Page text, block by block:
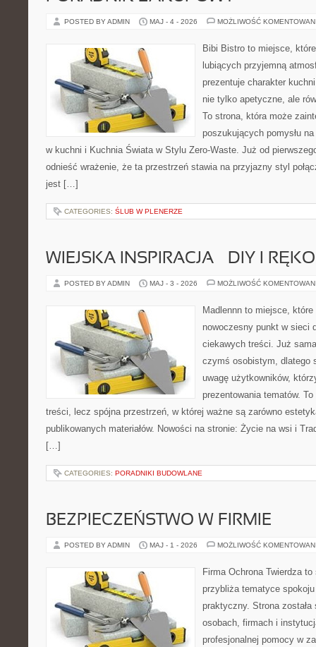
POSTED BY ADMIN MAJ - 4 - 2026 MOŻLIWOŚĆ
Bibi Bistro to miejsce,
lubiących przyjemną
prezentuje charakter
nie tylko apetyczne, ale
To strona, która może
poszukujących pomysłu
w kuchni i Kuchnia Świata w Stylu Zero-Waste. Już od
odnieść wrażenie, że ta przestrzeń stawia na przyjazny styl
jest […]
CATEGORIES: ŚLUB W PLENERZE
WIEJSKA INSPIRACJA – DIY I
POSTED BY ADMIN MAJ - 3 - 2026 MOŻLIWOŚĆ
Madlennn to miejsce,
nowoczesny punkt w sieci
ciekawych treści. Już
czymś osobistym, dlatego
uwagę użytkowników,
prezentowania tematów.
treści, lecz spójna przestrzeń, w której ważne są zarówno
publikowanych materiałów. Nowości na stronie: Życie na wsi i
[…]
CATEGORIES: PORADNIKI BUDOWLANE
BEZPIECZEŃSTWO W FIRMIE
POSTED BY ADMIN MAJ - 1 - 2026 MOŻLIWOŚĆ
Firma Ochrona Twierdza
przybliża tematyce
praktyczny. Strona
osobach, firmach i
profesjonalnej pomocy w